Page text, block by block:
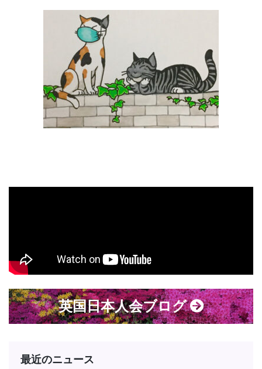
英国日本人会ブログ
最近のニュース